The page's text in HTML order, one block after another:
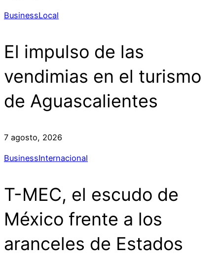
BusinessLocal
El impulso de las
vendimias en el turismo
de Aguascalientes
7 agosto, 2026
BusinessInternacional
T-MEC, el escudo de
México frente a los
aranceles de Estados